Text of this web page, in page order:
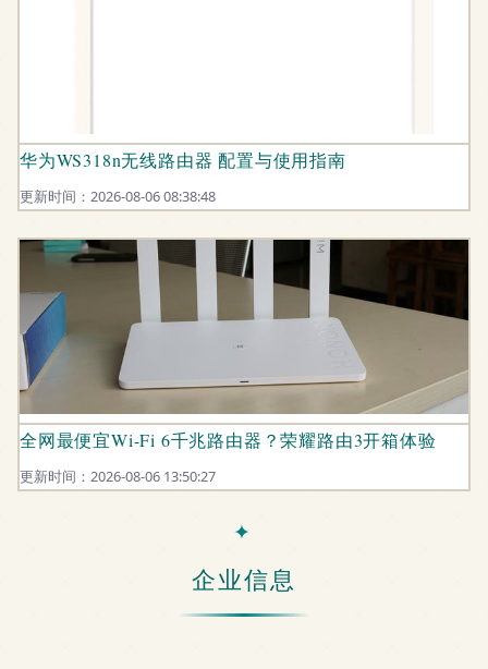
华为WS318n无线路由器 配置与使用指南
更新时间：2026-08-06 08:38:48
全网最便宜Wi-Fi 6千兆路由器？荣耀路由3开箱体验
更新时间：2026-08-06 13:50:27
企业信息